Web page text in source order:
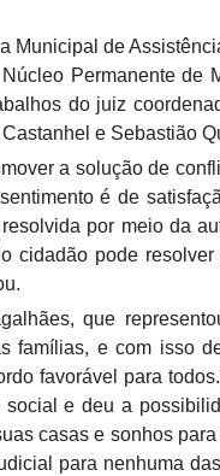
Municipal de
Permanente de
do juiz
e Sebastião
a solução de
é de
por meio da
cidadão pode
que
famílias, e com isso
favorável para
social e deu a
casas e sonhos
para nenhuma